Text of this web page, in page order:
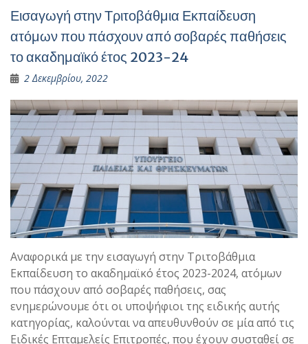
Εισαγωγή στην Τριτοβάθμια Εκπαίδευση
ατόμων που πάσχουν από σοβαρές παθήσεις
το ακαδημαϊκό έτος 2023-24
2 Δεκεμβρίου, 2022
Αναφορικά με την εισαγωγή στην Τριτοβάθμια
Εκπαίδευση το ακαδημαϊκό έτος 2023-2024, ατόμων
που πάσχουν από σοβαρές παθήσεις, σας
ενημερώνουμε ότι οι υποψήφιοι της ειδικής αυτής
κατηγορίας, καλούνται να απευθυνθούν σε μία από τις
Ειδικές Επταμελείς Επιτροπές, που έχουν συσταθεί σε